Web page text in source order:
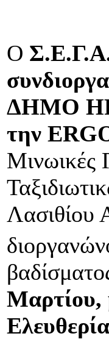
O
ΔΗΜΟ
την
Μινωικές
Λασιθίου
Μαρτίου,